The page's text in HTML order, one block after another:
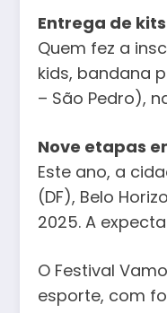
Entrega de kits
Quem fez a
kids, bandana
– São Pedro),
Nove etapas
Este ano, a
(DF), Belo
2025. A
O Festival
esporte, com